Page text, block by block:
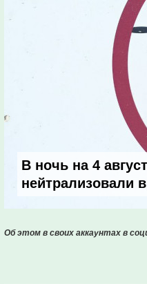
В ночь на 4
нейтрализовали
Об этом в своих аккаунтах в